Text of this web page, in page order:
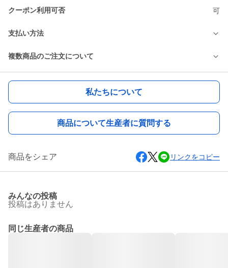
クーポン利用可否 可
支払い方法
複数商品のご注文について
私たちについて
商品について生産者に質問する
商品をシェア リンクをコピー
みんなの投稿
投稿はありません
同じ生産者の商品